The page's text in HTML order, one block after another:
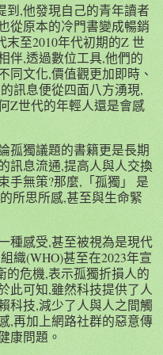
到,他發現自己的青年讀者
從原本的冷門書變成暢銷
末至2010年代初期的Z 世
伴,透過數位工具,他們的
同文化,價值觀更加即時、
訊息便從四面八方湧現,
Z世代的年輕人還是會感
孤獨議題的書籍更是長期
訊息流通,提高人與人交換
手無策?那麼,「孤獨」 是
所思所感,甚至與生命緊
種感受,甚至被視為是現代
織(WHO)甚至在2023年宣
的危機,表示孤獨折損人的
此可知,雖然科技提供了人
科技,減少了人與人之間觸
,再加上網路社群的惡意傳
康問題。